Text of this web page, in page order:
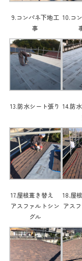
9.コンパネ下地工
事
10.コ
13.防水シート張り 14.防
17.屋根葺き替え
アスファルトシン
グル
18.屋
アス